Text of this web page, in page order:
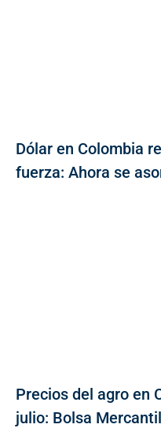
Dólar en Colombia
fuerza: Ahora se
Precios del agro en
julio: Bolsa